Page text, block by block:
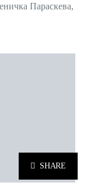
Параскева,
SHARE